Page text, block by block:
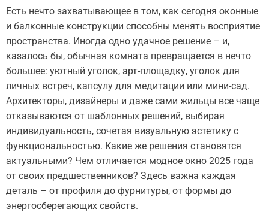
Есть нечто захватывающее в том, как сегодня оконные
и балконные конструкции способны менять восприятие
пространства. Иногда одно удачное решение – и,
казалось бы, обычная комната превращается в нечто
большее: уютный уголок, арт-площадку, уголок для
личных встреч, капсулу для медитации или мини-сад.
Архитекторы, дизайнеры и даже сами жильцы все чаще
отказываются от шаблонных решений, выбирая
индивидуальность, сочетая визуальную эстетику с
функциональностью. Какие же решения становятся
актуальными? Чем отличается модное окно 2025 года
от своих предшественников? Здесь важна каждая
деталь – от профиля до фурнитуры, от формы до
энергосберегающих свойств.